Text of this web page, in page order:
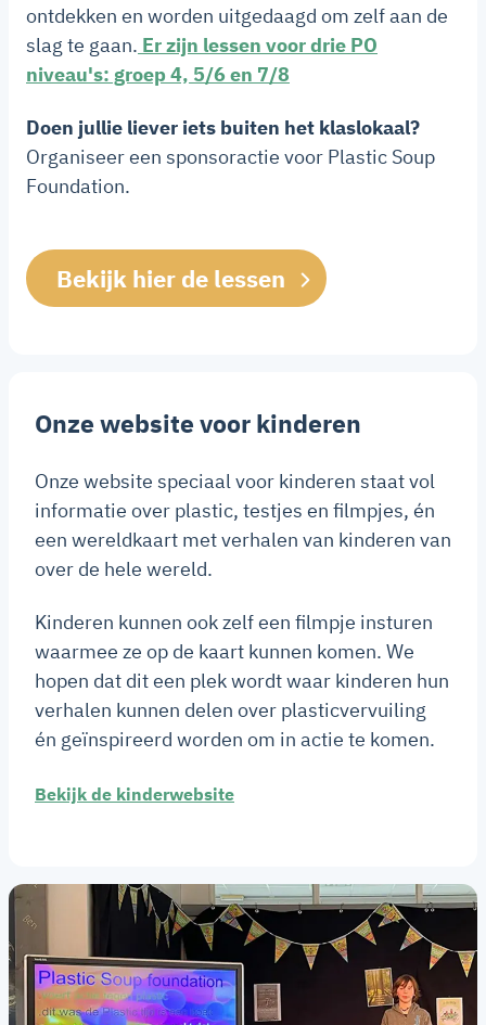
ontdekken en worden uitgedaagd om zelf aan de
slag te gaan. Er zijn lessen voor drie PO
niveau's: groep 4, 5/6 en 7/8
Doen jullie liever iets buiten het klaslokaal?
Organiseer een sponsoractie voor Plastic Soup
Foundation.
Bekijk hier de lessen
Onze website voor kinderen
Onze website speciaal voor kinderen staat vol
informatie over plastic, testjes en filmpjes, én
een wereldkaart met verhalen van kinderen van
over de hele wereld.
Kinderen kunnen ook zelf een filmpje insturen
waarmee ze op de kaart kunnen komen. We
hopen dat dit een plek wordt waar kinderen hun
verhalen kunnen delen over plasticvervuiling
én geïnspireerd worden om in actie te komen.
Bekijk de kinderwebsite